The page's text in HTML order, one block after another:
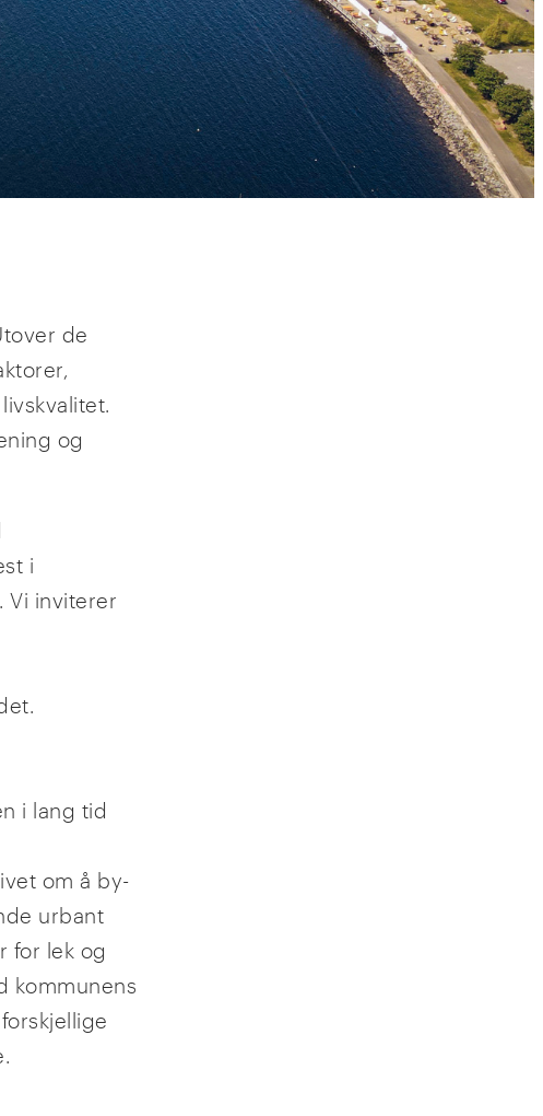
de
og
i
Vi inviterer
i lang tid
om å by-
urbant
for lek og
kommunens